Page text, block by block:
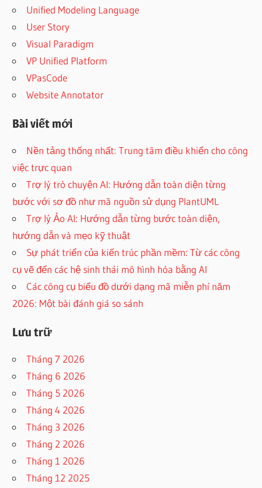
Unified Modeling Language
User Story
Visual Paradigm
VP Unified Platform
VPasCode
Website Annotator
Bài viết mới
Nền tảng thống nhất: Trung tâm điều khiển cho công
việc trực quan
Trợ lý trò chuyện AI: Hướng dẫn toàn diện từng
bước với sơ đồ như mã nguồn sử dụng PlantUML
Trợ lý Ảo AI: Hướng dẫn từng bước toàn diện,
hướng dẫn và mẹo kỹ thuật
Sự phát triển của kiến trúc phần mềm: Từ các công
cụ vẽ đến các hệ sinh thái mô hình hóa bằng AI
Các công cụ biểu đồ dưới dạng mã miễn phí năm
2026: Một bài đánh giá so sánh
Lưu trữ
Tháng 7 2026
Tháng 6 2026
Tháng 5 2026
Tháng 4 2026
Tháng 3 2026
Tháng 2 2026
Tháng 1 2026
Tháng 12 2025